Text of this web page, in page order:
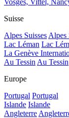
Vosges, Vittel,
Suisse
Alpes Suisses Alpes
Lac Léman Lac
La Genève
Au Tessin Au Tessin
Europe
Portugal Portugal
Islande Islande
Angleterre